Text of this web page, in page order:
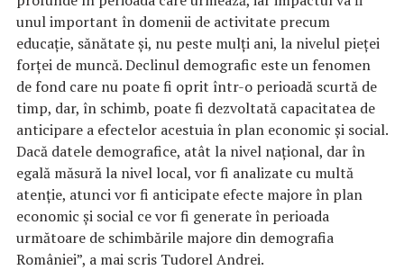
unul important în domenii de activitate precum
educaţie, sănătate şi, nu peste mulţi ani, la nivelul pieţei
forţei de muncă. Declinul demografic este un fenomen
de fond care nu poate fi oprit într-o perioadă scurtă de
timp, dar, în schimb, poate fi dezvoltată capacitatea de
anticipare a efectelor acestuia în plan economic şi social.
Dacă datele demografice, atât la nivel naţional, dar în
egală măsură la nivel local, vor fi analizate cu multă
atenţie, atunci vor fi anticipate efecte majore în plan
economic şi social ce vor fi generate în perioada
următoare de schimbările majore din demografia
României”, a mai scris Tudorel Andrei.